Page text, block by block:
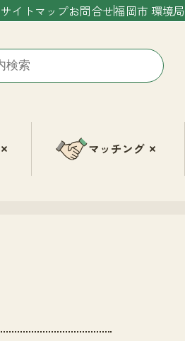
サイトマップお問合せ福岡市 環境局
マッチング